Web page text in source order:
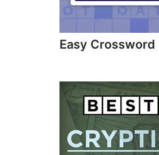
Easy Crossword